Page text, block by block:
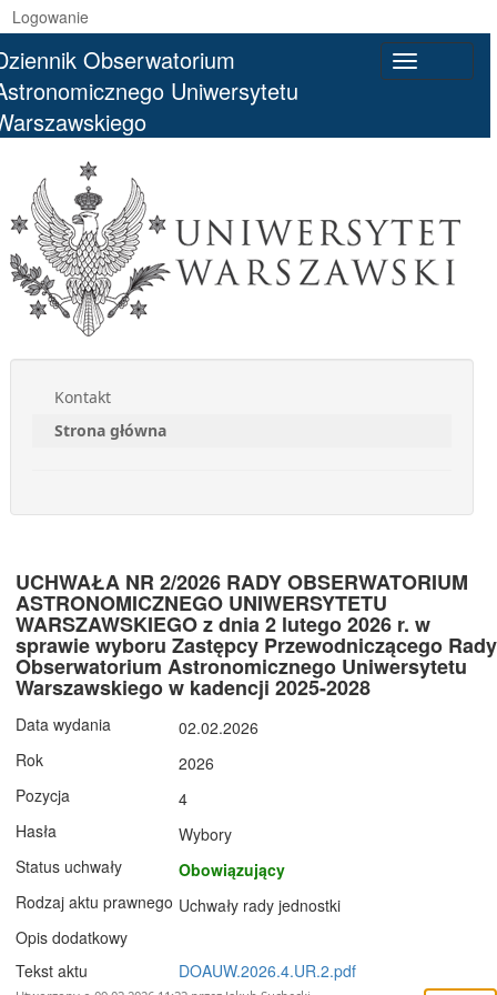
Logowanie
navigation
Obserwatorium
Uniwersytetu
Kontakt
Strona główna
UCHWAŁA NR 2/2026 RADY OBSERWATORIUM
ASTRONOMICZNEGO UNIWERSYTETU
WARSZAWSKIEGO z dnia 2 lutego 2026 r. w
sprawie wyboru Zastępcy Przewodniczącego Rady
Obserwatorium Astronomicznego Uniwersytetu
Warszawskiego w kadencji 2025-2028
Data wydania
02.02.2026
Rok
2026
Pozycja
4
Hasła
Wybory
Status uchwały
Obowiązujący
Rodzaj aktu prawnego Uchwały rady jednostki
Opis dodatkowy
Tekst aktu
DOAUW.2026.4.UR.2.pdf